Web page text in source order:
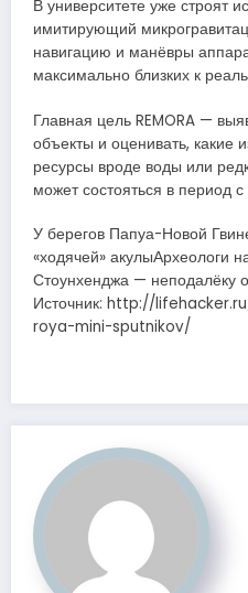
В университете уже строят
имитирующий
навигацию и манёвры
максимально близких к
Главная цель REMORA —
объекты и оценивать, какие
ресурсы вроде воды или
может состояться в период
У берегов Папуа-Новой
«ходячей» акулыАрхеологи
Стоунхенджа — неподалёку
Источник: http://
roya-mini-sputnikov/